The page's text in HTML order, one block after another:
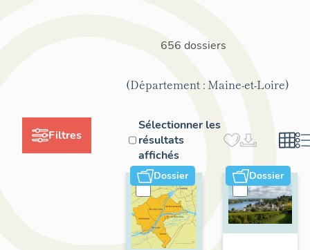
Filtres
656 dossiers
(Département : Maine-et-Loire)
Sélectionner les
résultats
affichés
Dossier Dossier